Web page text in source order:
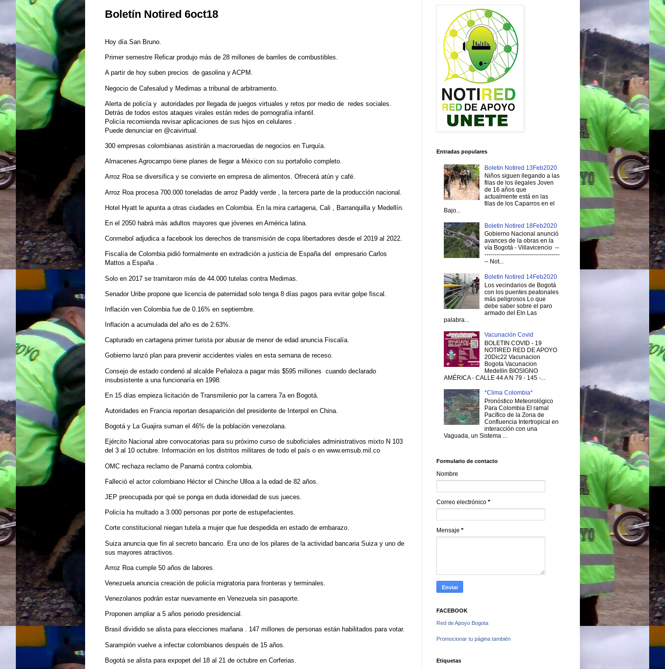
Boletín Notired 6oct18
Hoy día San Bruno.
Primer semestre Reficar produjo más de 28 millones de barriles de combustibles.
A partir de hoy suben precios de gasolina y ACPM.
Negocio de Cafesalud y Medimas a tribunal de arbitramento.
Alerta de policía y autoridades por llegada de juegos virtuales y retos por medio de redes sociales.
Detrás de todos estos ataques virales están redes de pornografía infantil.
Policía recomienda revisar aplicaciones de sus hijos en celulares .
Puede denunciar en @caivirtual.
300 empresas colombianas asistirán a macroruedas de negocios en Turquía.
Almacenes Agrocampo tiene planes de llegar a México con su portafolio completo.
Arroz Roa se diversifica y se convierte en empresa de alimentos. Ofrecerá atún y café.
Arroz Roa procesa 700.000 toneladas de arroz Paddy verde , la tercera parte de la producción nacional.
Hotel Hyatt le apunta a otras ciudades en Colombia. En la mira cartagena, Cali , Barranquilla y Medellín.
En el 2050 habrá más adultos mayores que jóvenes en América latina.
Conmebol adjudica a facebook los derechos de transmisión de copa libertadores desde el 2019 al 2022.
Fiscalía de Colombia pidió formalmente en extradición a justicia de España del empresario Carlos
Mattos a España .
Solo en 2017 se tramitaron más de 44.000 tutelas contra Medimas.
Senador Uribe propone que licencia de paternidad solo tenga 8 días pagos para evitar golpe fiscal.
Inflación ven Colombia fue de 0.16% en septiembre.
Inflación a acumulada del año es de 2.63%.
Capturado en cartagena primer turista por abusar de menor de edad anuncia Fiscalía.
Gobierno lanzó plan para prevenir accidentes viales en esta semana de receso.
Consejo de estado condenó al alcalde Peñaloza a pagar más $595 millones cuando declarado
insubsistente a una funcionaría en 1998.
En 15 días empieza licitación de Transmilenio por la carrera 7a en Bogotá.
Autoridades en Francia reportan desaparición del presidente de Interpol en China.
Bogotá y La Guajira suman el 46% de la población venezolana.
Ejército Nacional abre convocatorias para su próximo curso de suboficiales administrativos mixto N 103
del 3 al 10 octubre. Información en los distritos militares de todo el país o en www.emsub.mil.co
OMC rechaza reclamo de Panamá contra colombia.
Falleció el actor colombiano Héctor el Chinche Ulloa a la edad de 82 años.
JEP preocupada por qué se ponga en duda idoneidad de sus jueces.
Policía ha multado a 3.000 personas por porte de estupefacientes.
Corte constitucional niegan tutela a mujer que fue despedida en estado de embarazo.
Suiza anuncia que fin al secreto bancario. Era uno de los pilares de la actividad bancaria Suiza y uno de
sus mayores atractivos.
Arroz Roa cumple 50 años de labores.
Venezuela anuncia creación de policía migratoria para fronteras y terminales.
Venezolanos podrán estar nuevamente en Venezuela sin pasaporte.
Proponen ampliar a 5 años periodo presidencial.
Brasil dividido se alista para elecciones mañana . 147 millones de personas están habilitados para votar.
Sarampión vuelve a infectar colombianos después de 15 años.
Bogotá se alista para expopet del 18 al 21 de octubre en Corferias.
Entradas populares
Boletin Notired 13Feb2020
Niños siguen llegando a las
filas de los ilegales Joven
de 16 años que
actualmente está en las
filas de los Caparros en el
Bajo...
Boletin Notired 18Feb2020
Gobierno Nacional anunció
avances de la obras en la
vía Bogotá - Villavicencio --
--------------------------------------
-- Not...
Boletin Notired 14Feb2020
Los vecindarios de Bogotá
con los puentes peatonales
más peligrosos Lo que
debe saber sobre el paro
armado del Eln Las
palabra...
Vacunación Covid
BOLETIN COVID - 19
NOTIRED RED DE APOYO
20Dic22 Vacunacion
Bogota Vacunacion
Medellin BIOSIGNO
AMÉRICA - CALLE 44 A N 79 - 145 -...
*Clima Colombia*
Pronóstico Meteorológico
Para Colombia El ramal
Pacífico de la Zona de
Confluencia Intertropical en
interacción con una
Vaguada, un Sistema ...
Formulario de contacto
Nombre
Correo electrónico *
Mensaje *
FACEBOOK
Red de Apoyo Bogota
Promocionar tu página también
Etiquetas